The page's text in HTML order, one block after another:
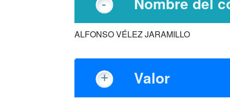
ALFONSO VÉLEZ JARAMILLO
Valor